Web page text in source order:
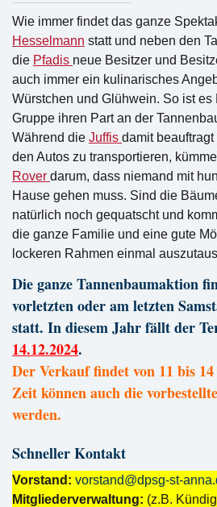
Wie immer findet das ganze
Hesselmann statt und neben den
die Pfadis neue Besitzer und
auch immer ein kulinarisches
Würstchen und Glühwein. So ist es
Gruppe ihren Part an der
Während die Juffis damit
den Autos zu transportieren,
Rover darum, dass niemand mit
Hause gehen muss. Sind die
natürlich noch gequatscht und
die ganze Familie und eine gute
lockeren Rahmen einmal
Die ganze Tannenbaumaktion
vorletzten oder am letzten
statt. In diesem Jahr fällt der
14.12.2024.
Der Verkauf findet von 11 bis
Zeit können auch die
werden.
Schneller Kontakt
Vorstand: vorstand@dpsg-st-
Mitgliederverwaltung: (z.B.